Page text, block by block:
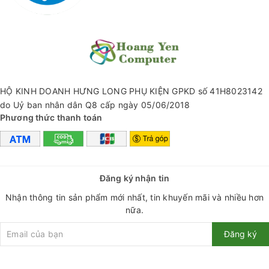
bạn một cách tốt nhất.
+ Hãng sản xuất: Hoco
+ Nặng chỉ: 28g
+ Điện áp: 5V/2,4A Max
+ Trang bị 8-10 đèn led dọc thân cáp
+ Đèn nhấp nháy kích hoạt bằng giọng nói (cáp có cảm biến
giọng nói và hạt đèn LED trên thân cáp)
#capsac #capAndroid #captypeC #typeC #capandroid
#capipad #iphone #ipad #saciphone #sacipad
#hoangyencomputer #yendang0812 #giamgia #khuyenmai
#capled #capdenled
HỘ KINH DOANH HƯNG LONG PHỤ KIỆN GPKD số 41H8023142
do Uỷ ban nhân dân Q8 cấp ngày 05/06/2018
Phương thức thanh toán
Đăng ký nhận tin
Nhận thông tin sản phẩm mới nhất, tin khuyến mãi và nhiều hơn
nữa.
Đăng ký